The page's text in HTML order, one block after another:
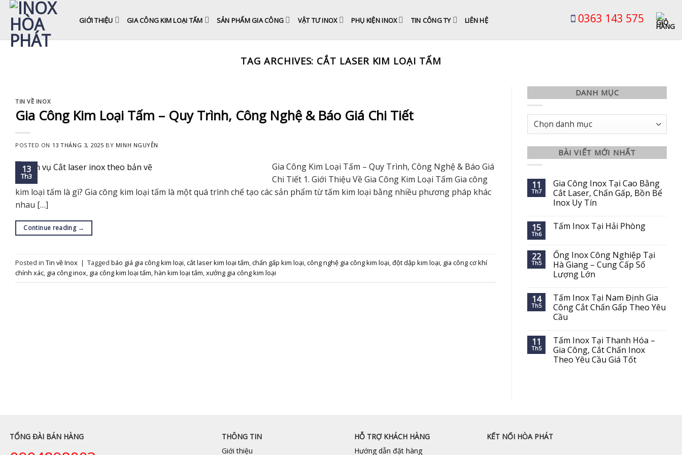
Skip
content
GIỚI THIỆU GIA CÔNG KIM LOẠI TẤM SẢN PHẨM GIA CÔNG VẬT TƯ INOX PHỤ KIỆN INOX TIN CÔNG TY LIÊN HỆ 0363 143 575
TAG ARCHIVES: CẮT LASER KIM LOẠI TẤM
TIN VỀ INOX
Gia Công Kim Loại Tấm – Quy Trình, Công Nghệ & Báo Giá Chi Tiết
POSTED ON 13 THÁNG 3, 2025 BY MINH NGUYỄN
13
Th3
Gia Công Kim Loại Tấm – Quy Trình, Công Nghệ & Báo Giá
Chi Tiết 1. Giới Thiệu Về Gia Công Kim Loại Tấm Gia công
kim loại tấm là gì? Gia công kim loại tấm là một quá trình chế tạo các sản phẩm từ tấm kim loại bằng nhiều phương pháp khác
nhau […]
Continue reading →
Posted in Tin về Inox | Tagged báo giá gia công kim loại,cắt laser kim loại tấm,chấn gấp kim loại,công nghệ gia công kim loại,đột dập kim loại, gia công cơ khí
chính xác, gia công inox, gia công kim loại tấm,hàn kim loại tấm,xưởng gia công kim loại
DANH MỤC
Danh
BÀI VIẾT MỚI NHẤT
11
Th7
Gia Công Inox Tại Cao Bằng
Cắt Laser, Chấn Gấp, Bồn Bể
Inox Uy Tín
15
Th6
Tấm Inox Tại Hải Phòng
22
Th5
Ống Inox Công Nghiệp Tại
Hà Giang – Cung Cấp Số
Lượng Lớn
14
Th5
Tấm Inox Tại Nam Định Gia
Công Cắt Chấn Gấp Theo Yêu
Cầu
11
Th5
Tấm Inox Tại Thanh Hóa –
Gia Công, Cắt Chấn Inox
Theo Yêu Cầu Giá Tốt
TỔNG ĐÀI BÁN HÀNG
THÔNG TIN
Giới thiệu
HỖ TRỢ KHÁCH HÀNG
Hướng dẫn đặt hàng
KẾT NỐI HÒA PHÁT